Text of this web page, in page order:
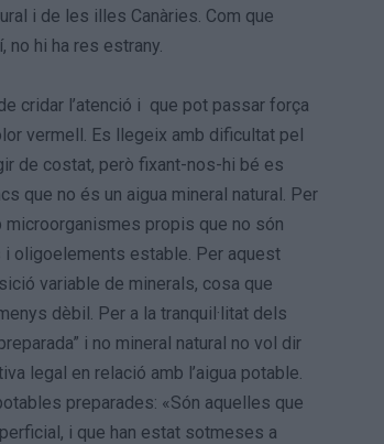
i de les illes Canàries. Com que
no hi ha res estrany.
cridar l’atenció i que pot passar força
vermell. Es llegeix amb dificultat pel
de costat, però fixant-nos-hi bé es
que no és un aigua mineral natural. Per
propis que no són
i oligoelements estable. Per aquest
variable de minerals, cosa que
dèbil. Per a la tranquil·litat dels
i no mineral natural no vol dir
legal en relació amb l’aigua potable.
preparades: «Són aquelles que
i que han estat sotmeses a